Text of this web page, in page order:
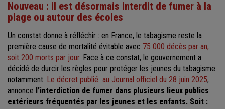
Nouveau : il est désormais interdit de fumer à la
plage ou autour des écoles
Un constat donne à réfléchir : en France, le tabagisme reste la
première cause de mortalité évitable avec 75 000 décès par an,
soit 200 morts par jour. Face à ce constat, le gouvernement a
décidé de durcir les règles pour protéger les jeunes du tabagisme
notamment. Le décret publié au Journal officiel du 28 juin 2025,
annonce l’interdiction de fumer dans plusieurs lieux publics
extérieurs fréquentés par les jeunes et les enfants. Soit :